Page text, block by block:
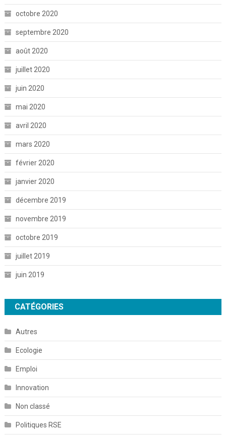
octobre 2020
septembre 2020
août 2020
juillet 2020
juin 2020
mai 2020
avril 2020
mars 2020
février 2020
janvier 2020
décembre 2019
novembre 2019
octobre 2019
juillet 2019
juin 2019
CATÉGORIES
Autres
Ecologie
Emploi
Innovation
Non classé
Politiques RSE